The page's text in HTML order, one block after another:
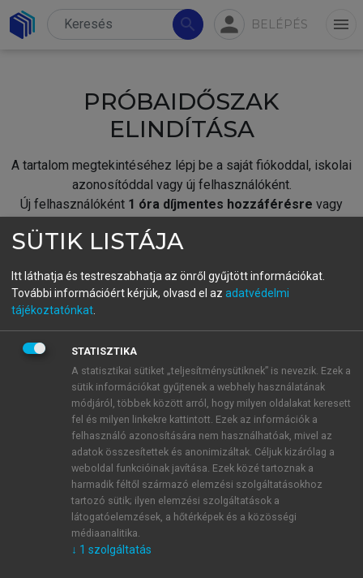
search person BELÉPÉS menu
PRÓBAIDŐSZAK
ELINDÍTÁSA
A tartalom megtekintéséhez lépj be a saját fiókoddal, iskolai
azonosítóddal vagy új felhasználóként.
Új felhasználóként 1 óra díjmentes hozzáférésre vagy
fiókoddal,vagy hozz létre új fiókot.
A regisztráció után apróbaidőszakautomatikusan
BELÉPÉS SAJÁT FIÓKKAL
ÚJ FIÓK LÉTREHOZÁSA
1 óra díjmentes hozzáférés
E-MAIL-CÍM
SÜTIK LISTÁJA
Itt láthatja és testreszabhatja az önről gyűjtött információkat.
További információért kérjük, olvasd el az adatvédelmi
tájékoztatónkat
STATISZTIKA
A statisztikai sütiket „teljesítménysütiknek” is nevezik. Ezek a
sütik információkat gyűjtenek a webhely használatának
módjáról, többek között arról, hogy milyen oldalakat keresett
fel és milyen linkekre kattintott. Ezek az információk a
felhasználó azonosítására nem használhatóak, mivel az
adatok összesítettek és anonimizáltak. Céljuk kizárólag a
weboldal funkcióinak javítása. Ezek közé tartoznak a
harmadik féltől származó elemzési szolgáltatásokhoz
tartozó sütik; ilyen elemzési szolgáltatások a
látogatóelemzések, a hőtérképek és a közösségi
médiaanalitika.
↓ 1 szolgáltatás